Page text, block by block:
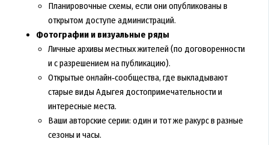
Планировочные схемы, если они опубликованы в
открытом доступе администраций.
Фотографии и визуальные ряды
Личные архивы местных жителей (по договоренности
и с разрешением на публикацию).
Открытые онлайн‑сообщества, где выкладывают
старые виды Адыгея достопримечательности и
интересные места.
Ваши авторские серии: один и тот же ракурс в разные
сезоны и часы.